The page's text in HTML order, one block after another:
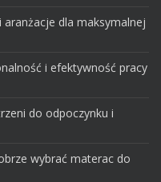
dla maksymalnej
i efektywność pracy
do odpoczynku i
wybrać materac do